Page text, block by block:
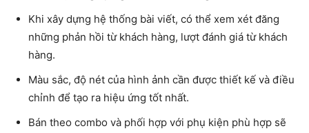
Khi xây dựng hệ thống bài viết, có thể xem xét đăng
những phản hồi từ khách hàng, lượt đánh giá từ khách
hàng.
Màu sắc, độ nét của hình ảnh cần được thiết kế và điều
chỉnh để tạo ra hiệu ứng tốt nhất.
Bán theo combo và phối hợp với phụ kiện phù hợp sẽ